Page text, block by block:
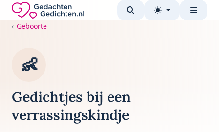
Direct naar de inhoud
Gedachten-Gedichten.nl — naar de homepage
Geboorte
👶
Gedichtjes bij een
verrassingskindje